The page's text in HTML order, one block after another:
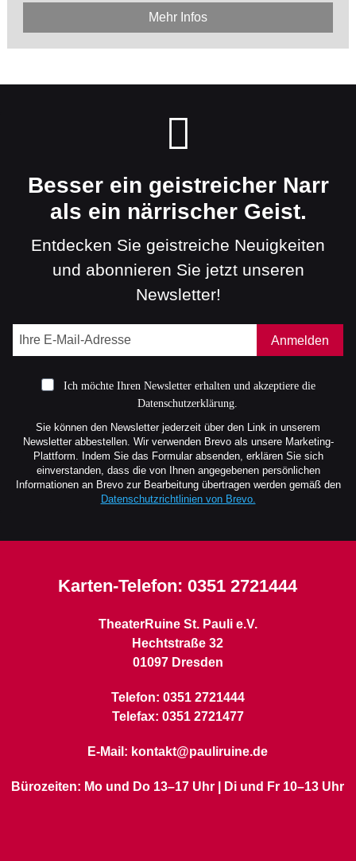
Mehr Infos
Besser ein geistreicher Narr
als ein närrischer Geist.
Entdecken Sie geistreiche Neuigkeiten
und abonnieren Sie jetzt unseren
Newsletter!
Anmelden
Ich möchte Ihren Newsletter erhalten und akzeptiere die
Datenschutzerklärung.
Sie können den Newsletter jederzeit über den Link in unserem
Newsletter abbestellen. Wir verwenden Brevo als unsere Marketing-
Plattform. Indem Sie das Formular absenden, erklären Sie sich
einverstanden, dass die von Ihnen angegebenen persönlichen
Informationen an Brevo zur Bearbeitung übertragen werden gemäß den
Datenschutzrichtlinien von Brevo.
Karten-Telefon:0351 2721444
TheaterRuine St. Pauli e.V.
Hechtstraße 32
01097 Dresden
Telefon: 0351 2721444
Telefax: 0351 2721477
E-Mail: kontakt@pauliruine.de
Bürozeiten: Mo und Do 13–17 Uhr | Di und Fr 10–13 Uhr